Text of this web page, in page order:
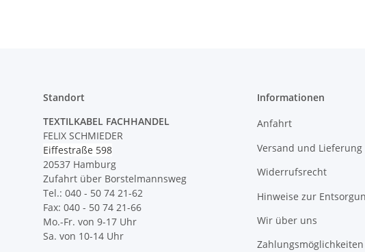
Standort
TEXTILKABEL FACHHANDEL
FELIX SCHMIEDER
Eiffestraße 598
20537 Hamburg
Zufahrt über Borstelmannsweg
Tel.: 040 - 50 74 21-62
Fax: 040 - 50 74 21-66
Mo.-Fr. von 9-17 Uhr
Sa. von 10-14 Uhr
Informationen
Anfahrt
Versand und Lieferung
Widerrufsrecht
Hinweise zur
Wir über uns
Zahlungsmöglichkeiten